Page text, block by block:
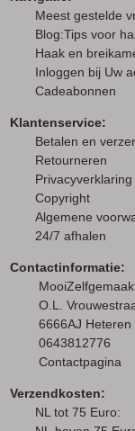
Meest gestelde
Blog:Tips voor
Haak en
Inloggen bij Uw
Cadeabonnen
Klantenservice:
Betalen en
Retourneren
Privacyverklaring
Copyright
Algemene
24/7 afhalen
Contactinformatie:
O.L.
6666AJ Heteren
0643812776
Contactpagina
Verzendkosten:
NL tot 75